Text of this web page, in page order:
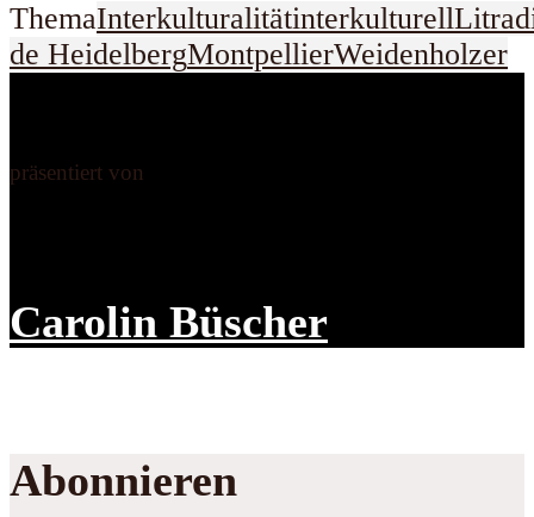
ThemaInterkulturalitätinterkulturell
de HeidelbergMontpellierWeidenholzer
präsentiert von
Carolin Büscher
Abonnieren